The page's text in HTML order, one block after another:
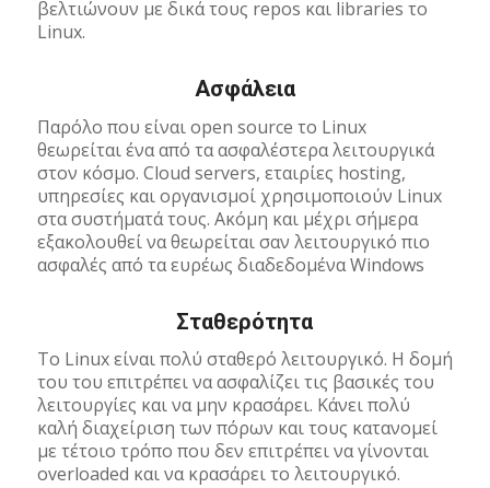
βελτιώνουν με δικά τους repos και libraries το
Linux.
Ασφάλεια
Παρόλο που είναι open source το Linux
θεωρείται ένα από τα ασφαλέστερα λειτουργικά
στον κόσμο. Cloud servers, εταιρίες hosting,
υπηρεσίες και οργανισμοί χρησιμοποιούν Linux
στα συστήματά τους. Ακόμη και μέχρι σήμερα
εξακολουθεί να θεωρείται σαν λειτουργικό πιο
ασφαλές από τα ευρέως διαδεδομένα Windows
Σταθερότητα
Το Linux είναι πολύ σταθερό λειτουργικό. Η δομή
του του επιτρέπει να ασφαλίζει τις βασικές του
λειτουργίες και να μην κρασάρει. Κάνει πολύ
καλή διαχείριση των πόρων και τους κατανομεί
με τέτοιο τρόπο που δεν επιτρέπει να γίνονται
overloaded και να κρασάρει το λειτουργικό.